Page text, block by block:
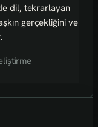
dil, tekrarlayan
gerçekliğini ve